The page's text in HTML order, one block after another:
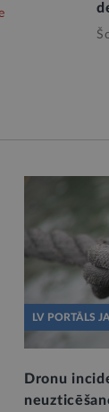
LV PORTĀLS
Dronu